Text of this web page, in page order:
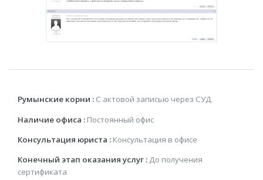
Румынские корни : С актовой записью через СУД
Наличие офиса : Постоянный офис
Консультация юриста : Консультация в офисе
Конечный этап оказания услуг : До получения
сертификата